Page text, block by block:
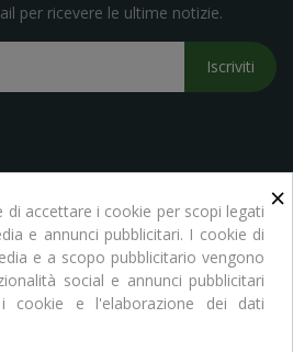
per ricevere le ultime notizie.
Iscriviti
Ragni. Tutti i Diritti Riservati
×
di accettare i cookie per scopi legati
e annunci pubblicitari. I cookie di
e a scopo pubblicitario vengono
social e annunci pubblicitari
i cookie e l'elaborazione dei dati